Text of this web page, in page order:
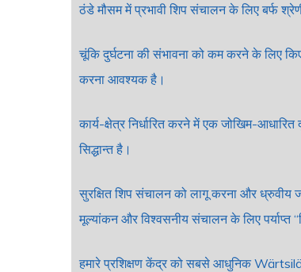
ठंडे मौसम में प्रभावी शिप संचालन के लिए बर्फ
चूंकि दुर्घटना की संभावना को कम करने के लिए
करना आवश्यक है।
कार्य-क्षेत्र निर्धारित करने में एक जोखिम-
सिद्धान्त है।
सुरक्षित शिप संचालन को लागू करना और ध्रुवीय
मूल्यांकन और विश्वसनीय संचालन के लिए पर्याप्त
हमारे प्रशिक्षण केंद्र को सबसे आधुनिक Wärtsilä